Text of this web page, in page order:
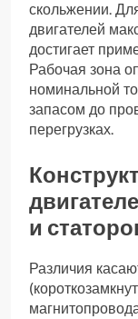
скольжении.
двигателей
достигает
Рабочая зона
номинальной
запасом до
перегрузках.
и
Различия